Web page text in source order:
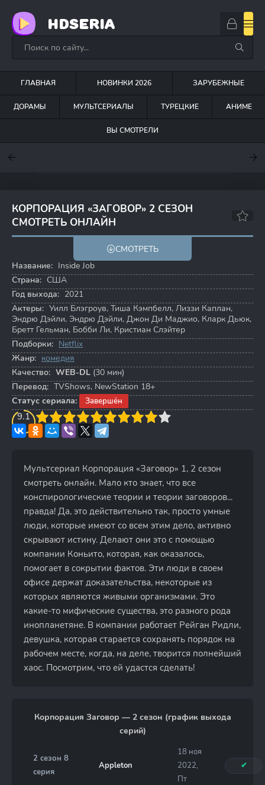
HDSERIA
ГЛАВНАЯ НОВИНКИ 2026 ЗАРУБЕЖНЫЕ
ДОРАМЫ МУЛЬТСЕРИАЛЫ ТУРЕЦКИЕ АНИМЕ
ВЫ СМОТРЕЛИ
КОРПОРАЦИЯ «ЗАГОВОР» 2 СЕЗОН
СМОТРЕТЬ ОНЛАЙН
7.7
СМОТРЕТЬ
Название: Inside Job
Страна: США
Год выхода: 2021
Актеры: Уилл Блэгроув, Тиша Кэмпбелл, Лиззи Каплан,
Эндрю Дэйли, Эндрю Дэйли, Джон Ди Маджио, Кларк Дьюк,
Бретт Гельман, Бобби Ли, Кристиан Слэйтер
Подборки: Netflix
Жанр: комедия
Качество: WEB-DL (30 мин)
Перевод: TVShows, NewStation 18+
Статус сериала:
Завершён
9.1
4 5 6 7 8 9 10
Мультсериал Корпорация «Заговор» 1, 2 сезон
смотреть онлайн. Мало кто знает, что все
конспирологические теории и теории заговоров...
правда! Да, это действительно так, просто умные
люди, которые имеют со всем этим дело, активно
скрывают истину. Делают они это с помощью
компании Коньито, которая, как оказалось,
помогает в сокрытии фактов. Эти люди в своем
офисе держат доказательства, некоторые из
которых являются живыми организмами. Это
какие-то мифические существа, это разного рода
инопланетяне. В компании работает Рейган Ридли,
девушка, которая старается сохранять порядок на
рабочем месте, когда, на деле, творится полнейший
хаос. Посмотрим, что ей удастся сделать!
Корпорация Заговор — 2 сезон (график выхода
серий)
2 сезон 8
серия
Appleton
18 ноя
2022,
Пт
✔